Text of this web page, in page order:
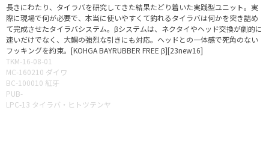
長きにわたり、タイラバを研究してきた結果たどり着いた実践型ユニット。実
際に現場で何が必要で、本当に使いやすくて釣れるタイラバは何かを突き詰め
て完成させたタイラバシステム。βシステムは、ネクタイやヘッド交換が劇的に
速いだけでなく、大鯛の強烈な引きにも対応。ヘッドとの一体感で死角のない
フッキングを約束。[KOHGA BAYRUBBER FREE β][23new16]
TKM-16-08-01
MC-160210 ダイワ
BC-100010 紅牙
PUB-
LPC-13 タイラバ・ヒトツテンヤ